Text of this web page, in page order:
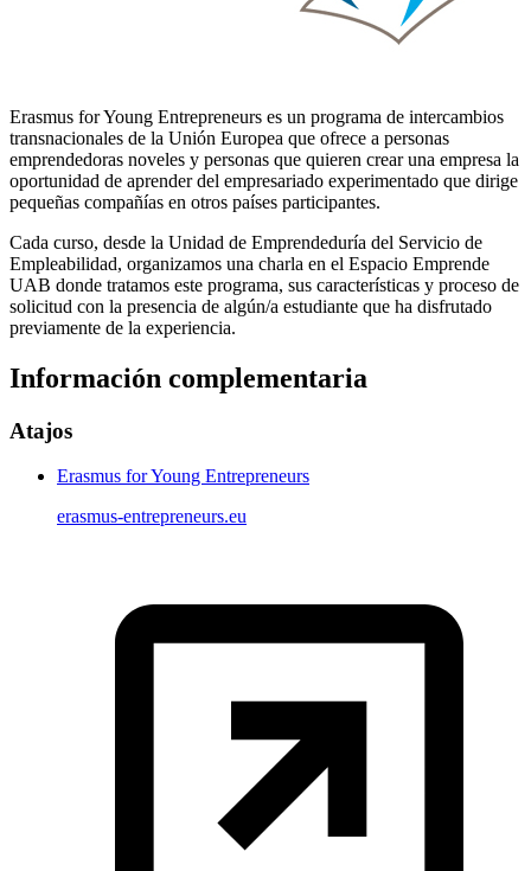
Erasmus for Young Entrepreneurs es un programa de intercambios
transnacionales de la Unión Europea que ofrece a personas
emprendedoras noveles y personas que quieren crear una empresa la
oportunidad de aprender del empresariado experimentado que dirige
pequeñas compañías en otros países participantes.
Cada curso, desde la Unidad de Emprendeduría del Servicio de
Empleabilidad, organizamos una charla en el Espacio Emprende
UAB donde tratamos este programa, sus características y proceso de
solicitud con la presencia de algún/a estudiante que ha disfrutado
previamente de la experiencia.
Información complementaria
Atajos
Erasmus for Young Entrepreneurs
erasmus-entrepreneurs.eu